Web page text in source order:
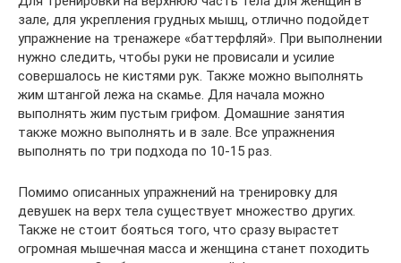
зале, для укрепления грудных мышц, отлично подойдет
упражнение на тренажере «баттерфляй». При выполнении
нужно следить, чтобы руки не провисали и усилие
совершалось не кистями рук. Также можно выполнять
жим штангой лежа на скамье. Для начала можно
выполнять жим пустым грифом. Домашние занятия
также можно выполнять и в зале. Все упражнения
выполнять по три подхода по 10-15 раз.
Помимо описанных упражнений на тренировку для
девушек на верх тела существует множество других.
Также не стоит бояться того, что сразу вырастет
огромная мышечная масса и женщина станет походить